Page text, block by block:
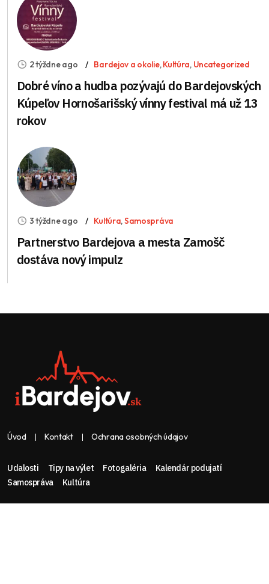
2 týždne ago Bardejov a okolie,Kultúra, Uncategorized
Dobré víno a hudba pozývajú do Bardejovských
Kúpeľov Hornošarišský vínny festival má už 13
rokov
3 týždne ago Kultúra,Samospráva
Partnerstvo Bardejova a mesta Zamošč
dostáva nový impulz
Úvod Kontakt Ochrana osobných údajov
Udalosti Tipy na výlet Fotogaléria
Kalendár podujatí
Samospráva
Kultúra